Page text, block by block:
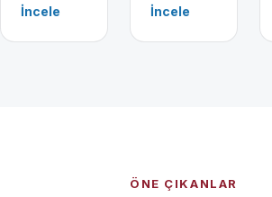
İncele
İncele
ÖNE ÇIKANLAR